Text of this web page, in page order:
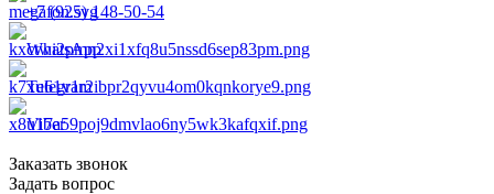
+7 (925) 148-50-54
WhatsApp
Telegram
Viber
Заказать звонок
Задать вопрос